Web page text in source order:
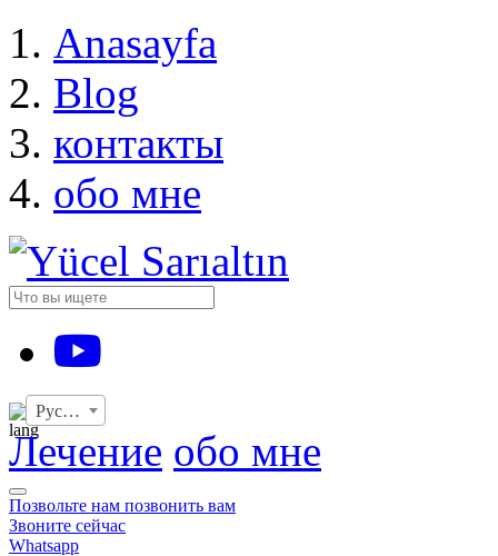
Anasayfa
Blog
контакты
обо мне
YouTube
Русский
Лечение обо мне
Позвольте нам позвонить вам
Звоните сейчас
Whatsapp